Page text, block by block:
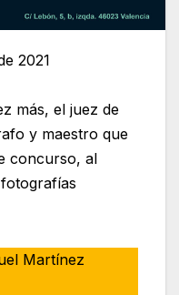
2021
más, el juez de
y maestro que
concurso, al
Martínez